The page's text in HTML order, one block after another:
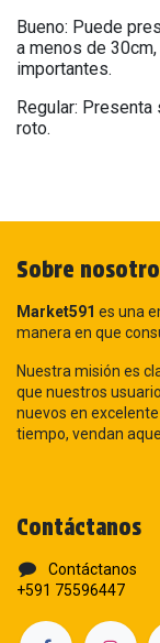
Bueno: Puede
a menos de
importantes.
Regular:
roto.
Sobre
Market591 es una
manera en que
Nuestra misión es
que nuestros
nuevos en
tiempo, vendan
Contáctanos
Contáctanos
+591 75596447